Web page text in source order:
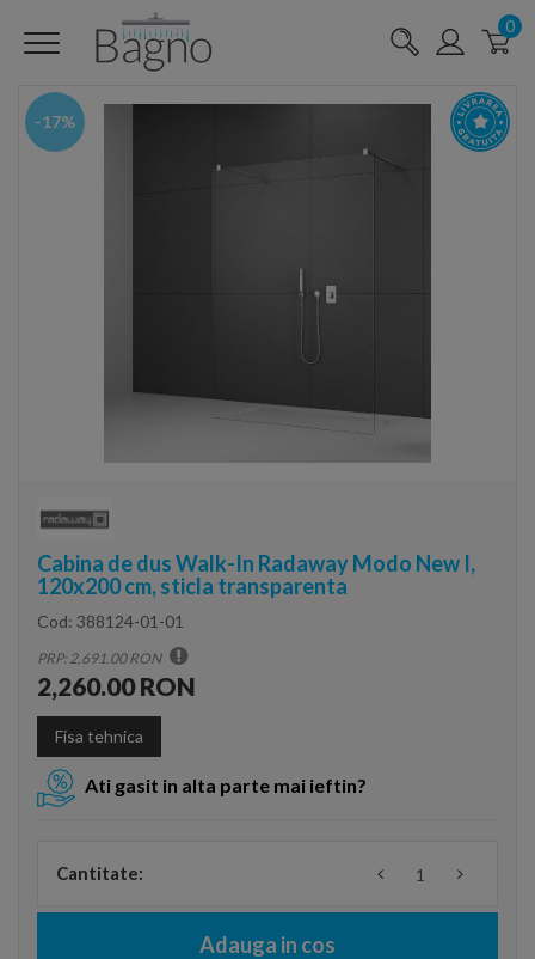
0
-17%
Cabina de dus Walk-In Radaway Modo New I,
120x200 cm, sticla transparenta
Cod: 388124-01-01
PRP: 2,691.00 RON
2,260.00 RON
Fisa tehnica
Ati gasit in alta parte mai ieftin?
Cantitate:
Adauga in cos